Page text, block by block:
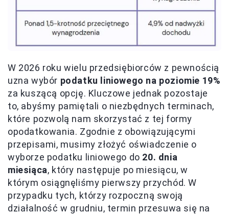
W 2026 roku wielu przedsiębiorców z pewnością
uzna wybór podatku liniowego na poziomie 19%
za kuszącą opcję. Kluczowe jednak pozostaje
to, abyśmy pamiętali o niezbędnych terminach,
które pozwolą nam skorzystać z tej formy
opodatkowania. Zgodnie z obowiązującymi
przepisami, musimy złożyć oświadczenie o
wyborze podatku liniowego do 20. dnia
miesiąca, który następuje po miesiącu, w
którym osiągnęliśmy pierwszy przychód. W
przypadku tych, którzy rozpoczną swoją
działalność w grudniu, termin przesuwa się na